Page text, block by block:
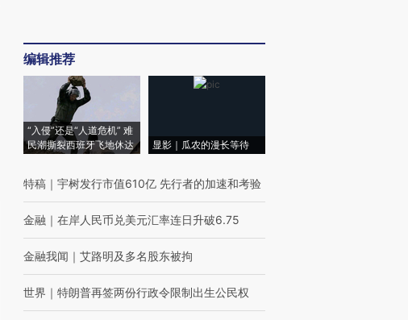
编辑推荐
“入侵”还是“人道危机” 难
民潮撕裂西班牙飞地休达
显影｜瓜农的漫长等待
特稿 ｜ 宇树发行市值610亿 先行者的加速和考验
金融 ｜ 在岸人民币兑美元汇率连日升破6.75
金融我闻 ｜ 艾路明及多名股东被拘
世界 ｜ 特朗普再签两份行政令限制出生公民权